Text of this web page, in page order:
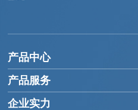
产品中心
产品服务
企业实力